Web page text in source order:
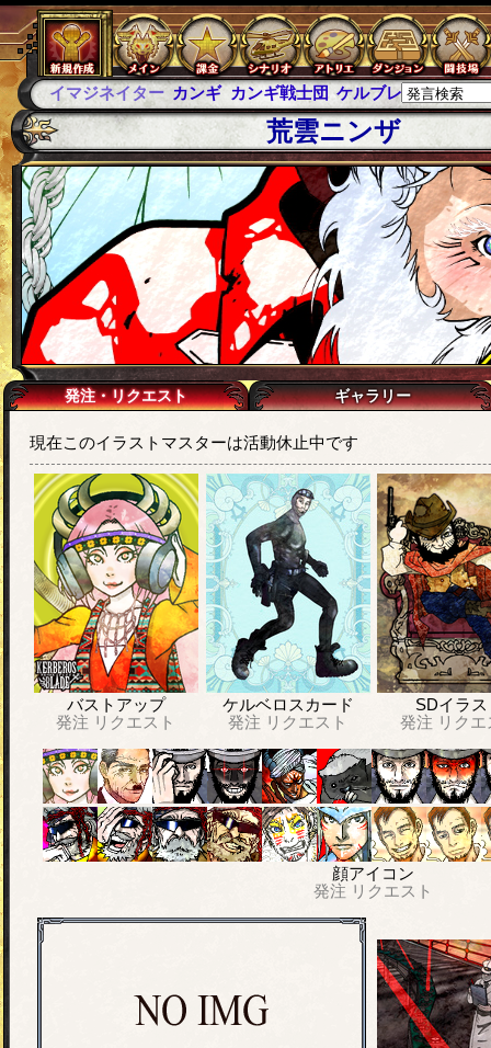
カンギ カンギ戦士団 ケルブレ ケルベロスブレイド スパ
荒雲ニンザ
発注・リクエスト ギャラリー
現在このイラストマスターは活動休止中です
バストアップ
発注 リクエスト
ケルベロスカード
発注 リクエスト
SDイラス
発注 リク
顔アイコン
発注 リクエスト